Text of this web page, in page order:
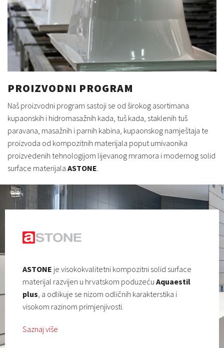
PROIZVODNI PROGRAM
Naš proizvodni program sastoji se od širokog asortimana
kupaonskih i hidromasažnih kada, tuš kada, staklenih tuš
paravana, masažnih i parnih kabina, kupaonskog namještaja te
proizvoda od kompozitnih materijala poput umivaonika
proizvedenih tehnologijom lijevanog mramora i modernog solid
surface materijala ASTONE.
ASTONE je visokokvalitetni kompozitni solid surface
materijal razvijen u hrvatskom poduzeću Aquaestil
plus , a odlikuje se nizom odličnih karakterstika i
visokom razinom primjenjivosti.
Saznaj više